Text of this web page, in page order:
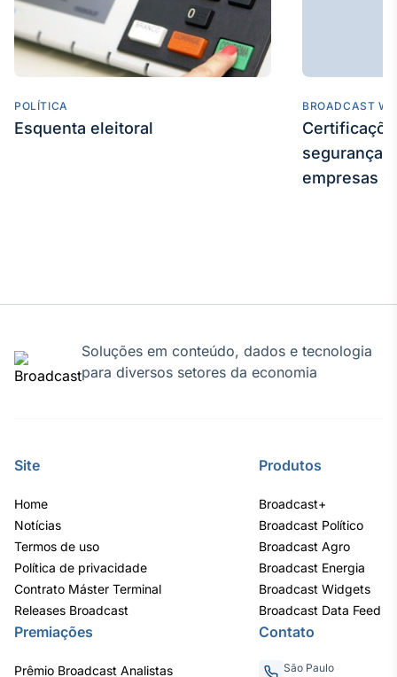
POLÍTICA
Esquenta eleitoral
BROADCAST
segurança
empresas
Soluções em conteúdo, dados e tecnologia
para diversos setores da economia
Site
Home
Notícias
Termos de uso
Política de privacidade
Contrato Máster Terminal
Releases Broadcast
Produtos
Broadcast+
Broadcast Político
Broadcast Agro
Broadcast Energia
Broadcast Widgets
Broadcast Data Feed
Premiações
Prêmio Broadcast Analistas
Contato
São Paulo